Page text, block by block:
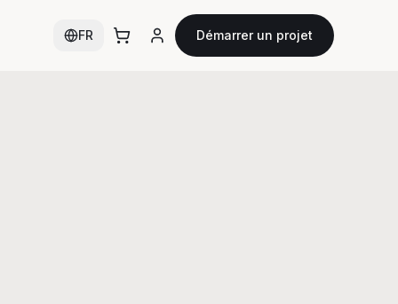
FR Démarrer un projet